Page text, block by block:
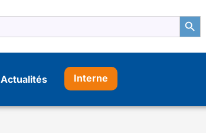
Search
Actualités Interne